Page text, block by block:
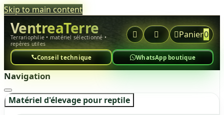
Skip to main content
VentreaTerre
Terrariophilie • matériel sélectionné •
repères utiles
  Panier0
Conseil technique WhatsApp boutique
Navigation
Matériel d'élevage pour reptile